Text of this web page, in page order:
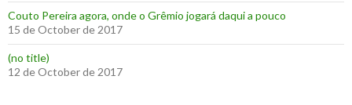
‪Couto Pereira agora, onde o Grêmio jogará daqui a pouco ‬
15 de October de 2017
(no title)
12 de October de 2017